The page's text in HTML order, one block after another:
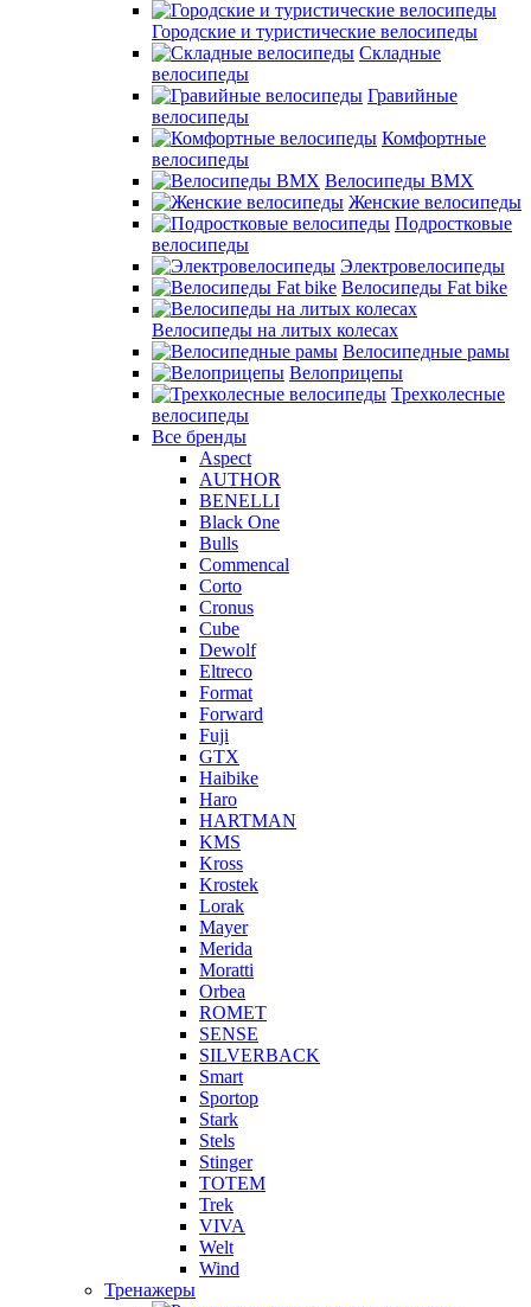
Городские и туристические велосипеды
Складные
велосипеды
Гравийные
велосипеды
Комфортные
велосипеды
Велосипеды BMX
Женские велосипеды
Подростковые
велосипеды
Электровелосипеды
Велосипеды Fat bike
Велосипеды на литых колесах
Велосипедные рамы
Велоприцепы
Трехколесные
велосипеды
Все бренды
Aspect
AUTHOR
BENELLI
Black One
Bulls
Commencal
Corto
Cronus
Cube
Dewolf
Eltreco
Format
Forward
Fuji
GTX
Haibike
Haro
HARTMAN
KMS
Kross
Krostek
Lorak
Mayer
Merida
Moratti
Orbea
ROMET
SENSE
SILVERBACK
Smart
Sportop
Stark
Stels
Stinger
TOTEM
Trek
VIVA
Welt
Wind
Тренажеры